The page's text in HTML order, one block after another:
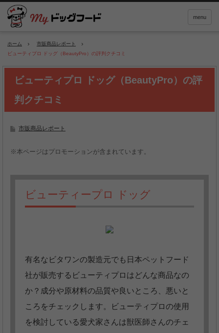
menu
ホーム
市販商品レポート
ビューティプロ ドッグ（BeautyPro）の評判クチコミ
ビューティプロ ドッグ（BeautyPro）の評
判クチコミ
市販商品レポート
※本ページはプロモーションが含まれています。
ビューティープロ ドッグ
有名なビタワンの製造元でも日本ペットフード
社が販売するビューティプロはどんな商品なの
か？成分や原材料の品質や良いところ、悪いと
ころをチェックします。ビューティプロの使用
を検討している愛犬家さんは獣医師さんのチェ